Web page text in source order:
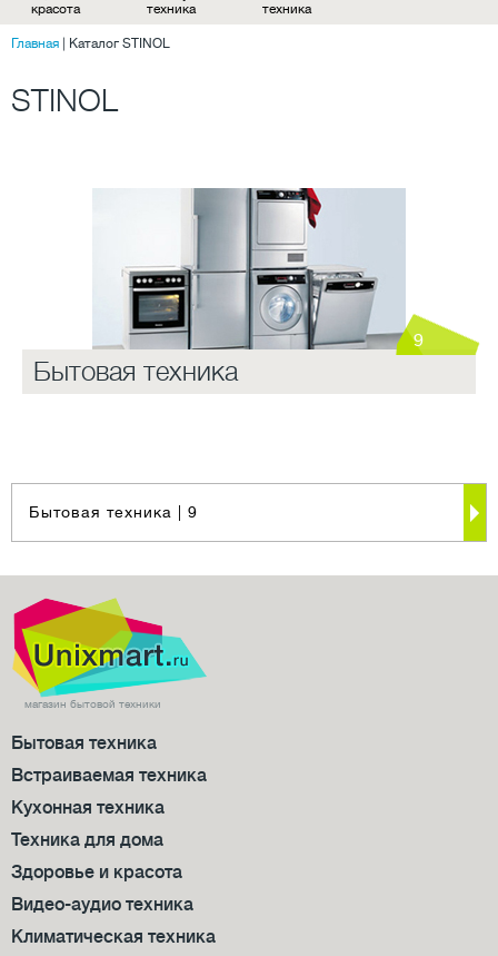
красота
техника
техника
Главная Каталог STINOL
STINOL
9
Бытовая техника
Бытовая техника | 9
магазин бытовой техники
Бытовая техника
Встраиваемая техника
Кухонная техника
Техника для дома
Здоровье и красота
Видео-аудио техника
Климатическая техника